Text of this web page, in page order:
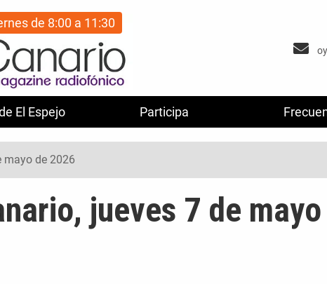
El Espejo Participa
de 8:00 a 11:30
mayo de 2026
jueves 7 de mayo